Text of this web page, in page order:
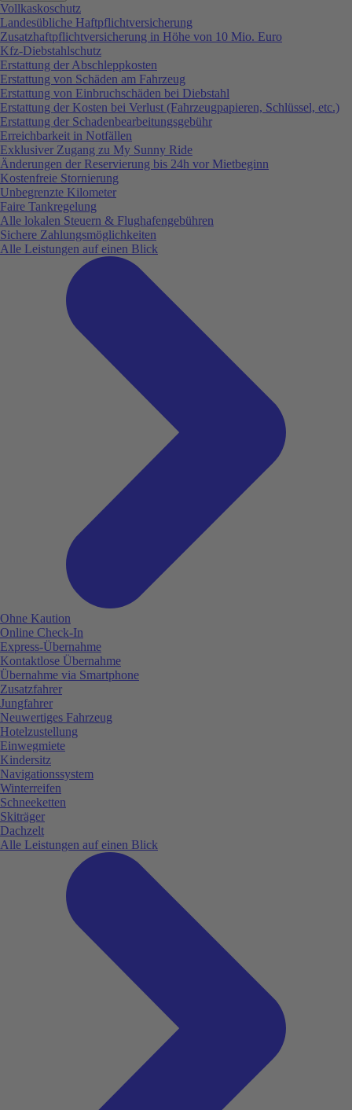
Vollkaskoschutz
Landesübliche Haftpflichtversicherung
Zusatzhaftpflichtversicherung in Höhe von 10 Mio. Euro
Kfz-Diebstahlschutz
Erstattung der Abschleppkosten
Erstattung von Schäden am Fahrzeug
Erstattung von Einbruchschäden bei Diebstahl
Erstattung der Kosten bei Verlust (Fahrzeugpapieren, Schlüssel, etc.)
Erstattung der Schadenbearbeitungsgebühr
Erreichbarkeit in Notfällen
Exklusiver Zugang zu My Sunny Ride
Änderungen der Reservierung bis 24h vor Mietbeginn
Kostenfreie Stornierung
Unbegrenzte Kilometer
Faire Tankregelung
Alle lokalen Steuern & Flughafengebühren
Sichere Zahlungsmöglichkeiten
Alle Leistungen auf einen Blick
Ohne Kaution
Online Check-In
Express-Übernahme
Kontaktlose Übernahme
Übernahme via Smartphone
Zusatzfahrer
Jungfahrer
Neuwertiges Fahrzeug
Hotelzustellung
Einwegmiete
Kindersitz
Navigationssystem
Winterreifen
Schneeketten
Skiträger
Dachzelt
Alle Leistungen auf einen Blick